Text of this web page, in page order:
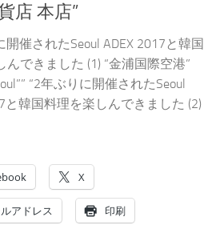
店 本店”
開催されたSeoul ADEX 2017と韓国
んできました (1) “金浦国際空港”
“2年ぶりに開催されたSeoul
と韓国料理を楽しんできました (2)
X
アドレス 印刷